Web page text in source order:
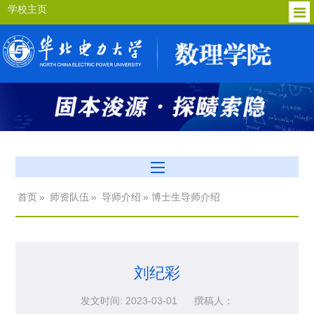
学校主页
首页 » 师资队伍 » 导师介绍 » 博士生导师介绍
刘纪彩
发文时间: 2023-03-01 撰稿人：